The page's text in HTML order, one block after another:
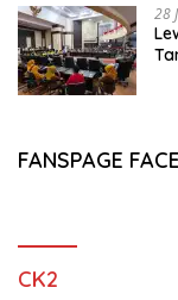
28
FANSPAGE
CK2